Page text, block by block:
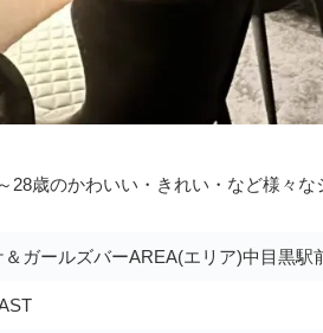
28歳のかわいい・きれい・など様々な
＆ガールズバーAREA(エリア)中目黒駅